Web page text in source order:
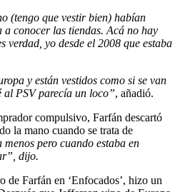
(tengo que vestir bien) habían
a conocer las tiendas. Acá no hay
verdad, yo desde el 2008 que estaba
y están vestidos como si se van
al PSV parecía un loco”, añadió.
compulsivo, Farfán descartó
la mano cuando se trata de
pero cuando estaba en
dijo.
de Farfán en ‘Enfocados’, hizo un